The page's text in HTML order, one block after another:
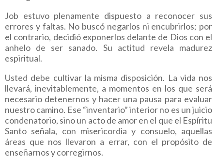
Job estuvo plenamente dispuesto a reconocer sus
errores y faltas. No buscó negarlos ni encubrirlos; por
el contrario, decidió exponerlos delante de Dios con el
anhelo de ser sanado. Su actitud revela madurez
espiritual.
Usted debe cultivar la misma disposición. La vida nos
llevará, inevitablemente, a momentos en los que será
necesario detenernos y hacer una pausa para evaluar
nuestro camino. Ese “inventario” interior no es un juicio
condenatorio, sino un acto de amor en el que el Espíritu
Santo señala, con misericordia y consuelo, aquellas
áreas que nos llevaron a errar, con el propósito de
enseñarnos y corregirnos.